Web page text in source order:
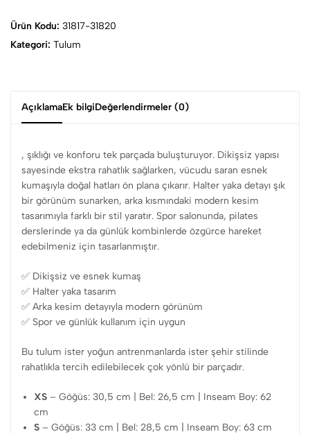
Ürün Kodu: 31817-31820
Kategori: Tulum
AçıklamaEk bilgiDeğerlendirmeler (0)
, şıklığı ve konforu tek parçada buluşturuyor. Dikişsiz yapısı
sayesinde ekstra rahatlık sağlarken, vücudu saran esnek
kumaşıyla doğal hatları ön plana çıkarır. Halter yaka detayı şık
bir görünüm sunarken, arka kısmındaki modern kesim
tasarımıyla farklı bir stil yaratır. Spor salonunda, pilates
derslerinde ya da günlük kombinlerde özgürce hareket
edebilmeniz için tasarlanmıştır.
✅ Dikişsiz ve esnek kumaş
✅ Halter yaka tasarım
✅ Arka kesim detayıyla modern görünüm
✅ Spor ve günlük kullanım için uygun
Bu tulum ister yoğun antrenmanlarda ister şehir stilinde
rahatlıkla tercih edilebilecek çok yönlü bir parçadır.
XS – Göğüs: 30,5 cm | Bel: 26,5 cm | Inseam Boy: 62
cm
S – Göğüs: 33 cm | Bel: 28,5 cm | Inseam Boy: 63 cm